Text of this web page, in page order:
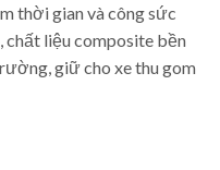
thời gian và công sức
chất liệu composite bền
giữ cho xe thu gom